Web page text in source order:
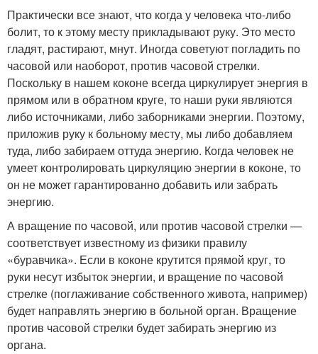
Практически все знают, что когда у человека что-либо
болит, то к этому месту прикладывают руку. Это место
гладят, растирают, мнут. Иногда советуют погладить по
часовой или наоборот, против часовой стрелки.
Поскольку в нашем коконе всегда циркулирует энергия в
прямом или в обратном круге, то наши руки являются
либо источниками, либо заборниками энергии. Поэтому,
приложив руку к больному месту, мы либо добавляем
туда, либо забираем оттуда энергию. Когда человек не
умеет контролировать циркуляцию энергии в коконе, то
он не может гарантированно добавить или забрать
энергию.
А вращение по часовой, или против часовой стрелки —
соответствует известному из физики правилу
«буравчика». Если в коконе крутится прямой круг, то
руки несут избыток энергии, и вращение по часовой
стрелке (поглаживание собственного живота, например)
будет направлять энергию в больной орган. Вращение
против часовой стрелки будет забирать энергию из
органа.